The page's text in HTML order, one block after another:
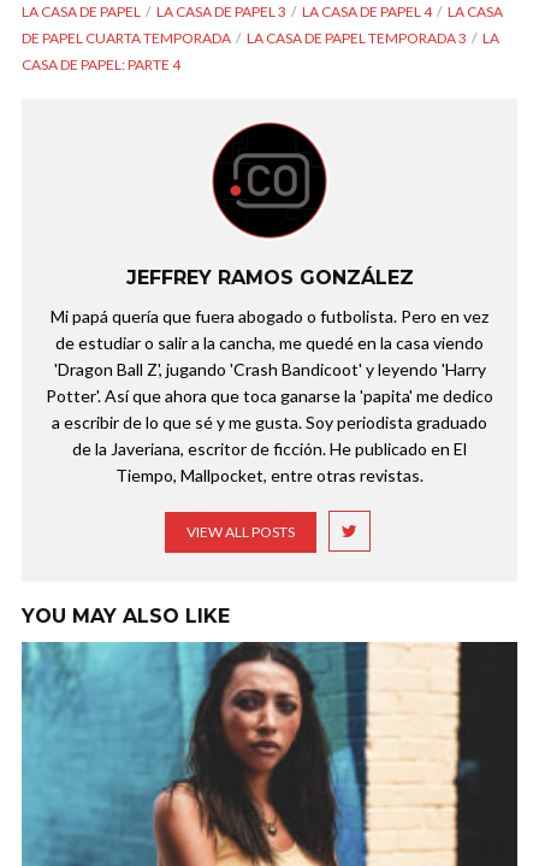
LA CASA DE PAPEL LA CASA DE PAPEL 3 LA CASA DE PAPEL 4
LA CASA
DE PAPEL CUARTA TEMPORADA
LA CASA DE PAPEL TEMPORADA 3
LA
CASA DE PAPEL: PARTE 4
JEFFREY RAMOS GONZÁLEZ
Mi papá quería que fuera abogado o futbolista. Pero en vez
de estudiar o salir a la cancha, me quedé en la casa viendo
'Dragon Ball Z', jugando 'Crash Bandicoot' y leyendo 'Harry
Potter'. Así que ahora que toca ganarse la 'papita' me dedico
a escribir de lo que sé y me gusta. Soy periodista graduado
de la Javeriana, escritor de ficción. He publicado en El
Tiempo, Mallpocket, entre otras revistas.
VIEW ALL POSTS
YOU MAY ALSO LIKE